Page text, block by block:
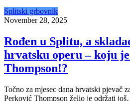
Splitski grbovnik
November 28, 2025
Rođen u Splitu, a
hrvatsku operu – koju
Thompson!?
Točno za mjesec dana hrvatski pjevač
Perković Thompson želio je održati